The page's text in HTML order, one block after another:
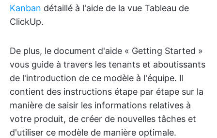
Kanban détaillé à l'aide de la vue Tableau de
ClickUp.
De plus, le document d'aide « Getting Started »
vous guide à travers les tenants et aboutissants
de l'introduction de ce modèle à l'équipe. Il
contient des instructions étape par étape sur la
manière de saisir les informations relatives à
votre produit, de créer de nouvelles tâches et
d'utiliser ce modèle de manière optimale.